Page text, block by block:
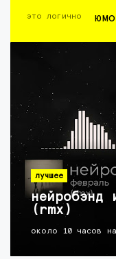
это логично
лучшее
нейробэнд
(rmx)
около 10 часов